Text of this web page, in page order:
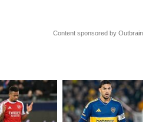
Content sponsored by Outbrain